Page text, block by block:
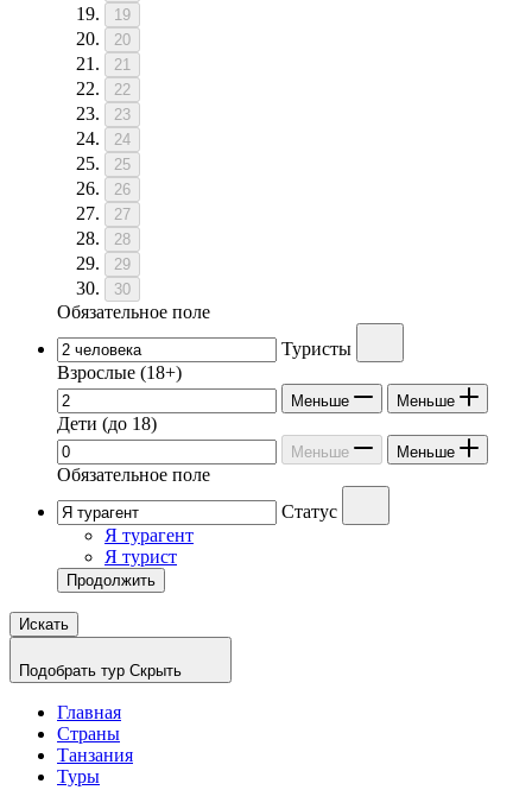
19
20
21
22
23
24
25
26
27
28
29
30
Обязательное поле
Туристы
Взрослые (18+)
Меньше Меньше
Дети (до 18)
Меньше Меньше
Обязательное поле
Статус
Я турагент
Я турист
Продолжить
Искать
Подобрать тур Скрыть
Главная
Страны
Танзания
Туры